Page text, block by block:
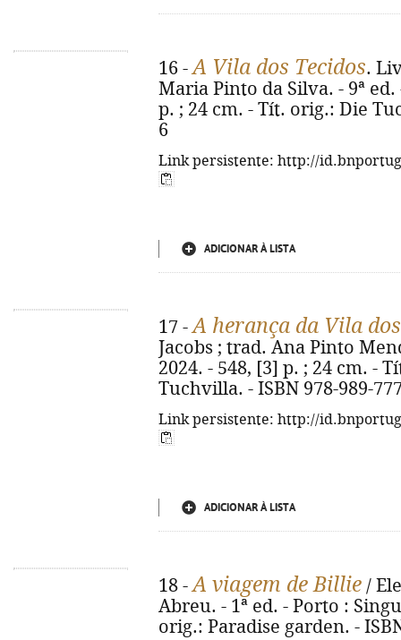
16 -A Vila dos Tecidos.
Maria Pinto da Silva. - 9ª
p. ; 24 cm. - Tít. orig.: Die
6
Link persistente: http://
ADICIONAR À LISTA
17 -A herança da Vila
Jacobs ; trad. Ana Pinto
2024. - 548, [3] p. ; 24 cm. -
Tuchvilla. - ISBN 978-989-
Link persistente: http://
ADICIONAR À LISTA
18 -A viagem de Billie /
Abreu. - 1ª ed. - Porto :
orig.: Paradise garden. -